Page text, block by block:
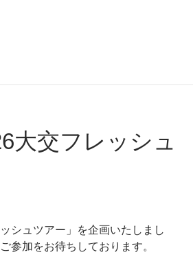
大交フレッシュ
シュツアー」を企画いたしまし
参加をお待ちしております。